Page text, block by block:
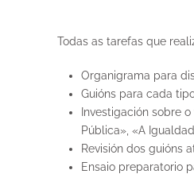
Todas as tarefas que
Organigrama para
Guións para cada
Investigación sobre
Pública», «A
Revisión dos guións
Ensaio preparatorio